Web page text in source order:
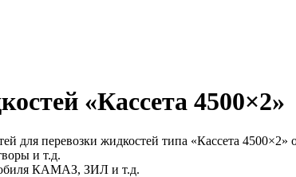
«Кассета 4500×2»
перевозки жидкостей типа «Кассета 4500×2»
и т.д.
КАМАЗ, ЗИЛ и т.д.